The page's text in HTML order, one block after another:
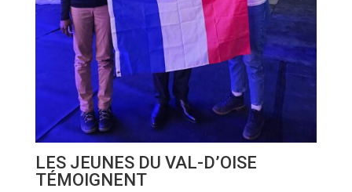
LES JEUNES DU VAL-D’OISE
TÉMOIGNENT